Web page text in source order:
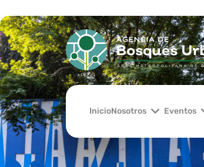
InicioNosotros Eventos